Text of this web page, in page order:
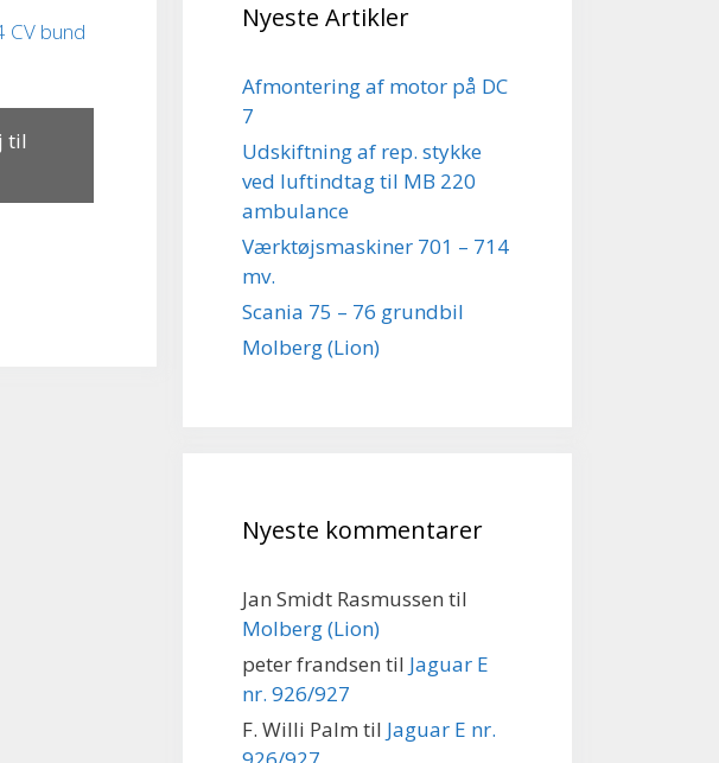
CV bund
til
Nyeste Artikler
Afmontering af motor på DC
7
Udskiftning af rep. stykke
ved luftindtag til MB 220
ambulance
Værktøjsmaskiner 701 – 714
mv.
Scania 75 – 76 grundbil
Molberg (Lion)
Nyeste kommentarer
Jan Smidt Rasmussen til
Molberg (Lion)
peter frandsen til Jaguar E
nr. 926/927
F. Willi Palm til Jaguar E nr.